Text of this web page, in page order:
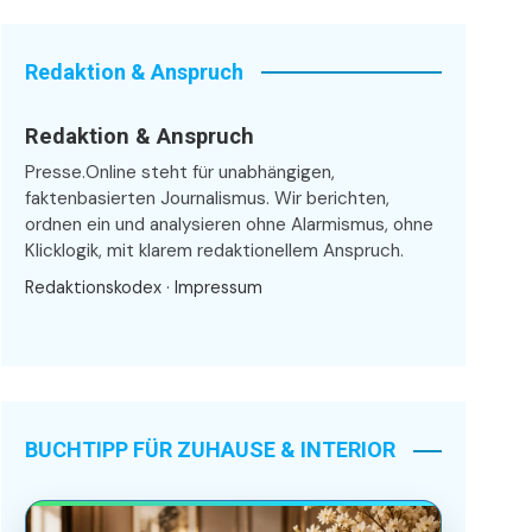
Redaktion & Anspruch
Redaktion & Anspruch
Presse.Online steht für unabhängigen,
faktenbasierten Journalismus. Wir berichten,
ordnen ein und analysieren ohne Alarmismus, ohne
Klicklogik, mit klarem redaktionellem Anspruch.
Redaktionskodex · Impressum
BUCHTIPP FÜR ZUHAUSE & INTERIOR